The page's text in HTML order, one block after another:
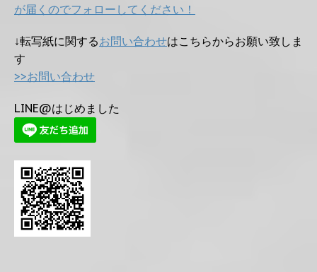
が届くのでフォローしてください！
↓転写紙に関するお問い合わせはこちらからお願い致しま
す
>>お問い合わせ
LINE@はじめました